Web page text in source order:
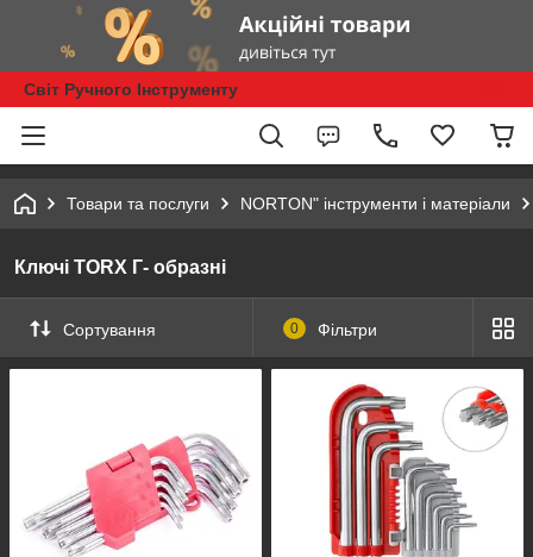
Світ Ручного Інструменту
Товари та послуги NORTON" інструменти і матеріали
Ключі TORX Г- образні
Сортування 0 Фільтри